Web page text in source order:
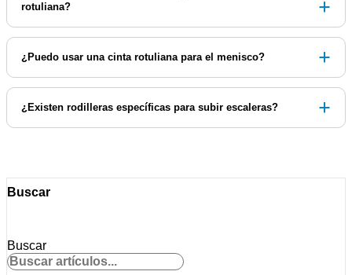
rotuliana?
¿Puedo usar una cinta rotuliana para el menisco?
¿Existen rodilleras específicas para subir escaleras?
Buscar
Buscar